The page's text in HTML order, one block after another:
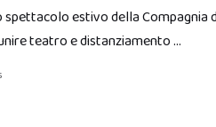
estivo della Compagnia
teatro e distanziamento …